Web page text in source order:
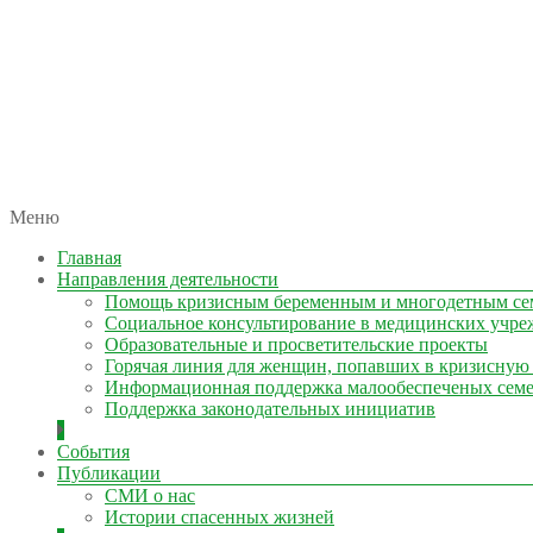
КОЛЫМА — ЗА ЖИЗНЬ
автономная некоммерческая организация
Меню
Главная
Направления деятельности
Помощь кризисным беременным и многодетным
Социальное консультирование в медицинских
Образовательные и просветительские проекты
Горячая линия для женщин, попавших в
Информационная поддержка малообеспеченых
Поддержка законодательных инициатив
События
Публикации
СМИ о нас
Истории спасенных жизней